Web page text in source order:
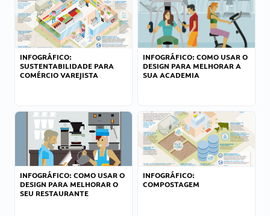
INFOGRÁFICO:
SUSTENTABILIDADE PARA
COMÉRCIO VAREJISTA
INFOGRÁFICO: COMO USAR O
DESIGN PARA MELHORAR A
SUA ACADEMIA
INFOGRÁFICO: COMO USAR O
DESIGN PARA MELHORAR O
SEU RESTAURANTE
INFOGRÁFICO:
COMPOSTAGEM